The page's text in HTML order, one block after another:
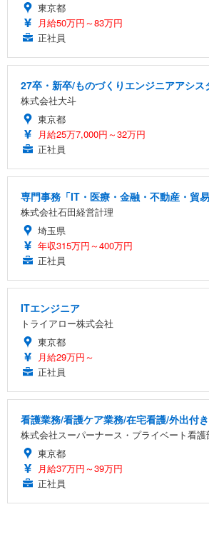
東京都
月給50万円～83万円
正社員
27卒・新卒/ものづくりエンジニアアシ
株式会社大斗
東京都
月給25万7,000円～32万円
正社員
専門事務「IT・医療・金融・不動産・貿易
株式会社石田経営計理
埼玉県
年収315万円～400万円
正社員
ITエンジニア
トライアロー株式会社
東京都
月給29万円～
正社員
看護業務/看護ケア業務/在宅看護/外出付
株式会社スーパーナース・プライベート看護
東京都
月給37万円～39万円
正社員